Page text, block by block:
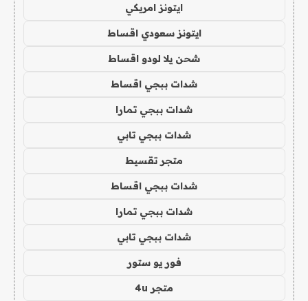
ايتونز امريكي
ايتونز سعودي اقساط
شحن يلا لودو اقساط
شدات ببجي اقساط
شدات ببجي تمارا
شدات ببجي تابي
متجر تقسيط
شدات ببجي اقساط
شدات ببجي تمارا
شدات ببجي تابي
فور يو ستور
متجر 4u